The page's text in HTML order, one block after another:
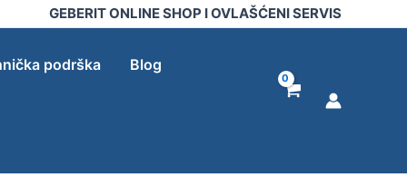
GEBERIT ONLINE SHOP I OVLAŠĆENI SERVIS
podrška Blog